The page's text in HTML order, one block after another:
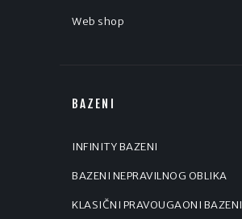
Web shop
BAZENI
INFINITY BAZENI
BAZENI NEPRAVILNOG OBLIKA
KLASIČNI PRAVOUGAONI BAZENI